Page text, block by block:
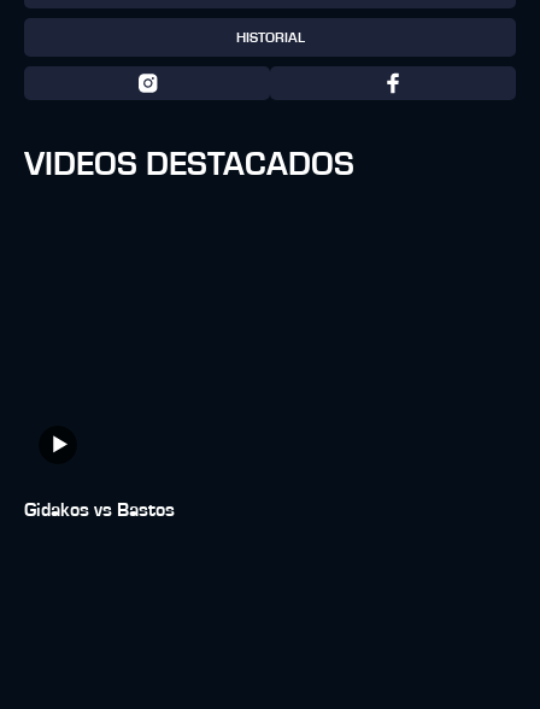
HISTORIAL
VIDEOS DESTACADOS
Gidakos vs Bastos